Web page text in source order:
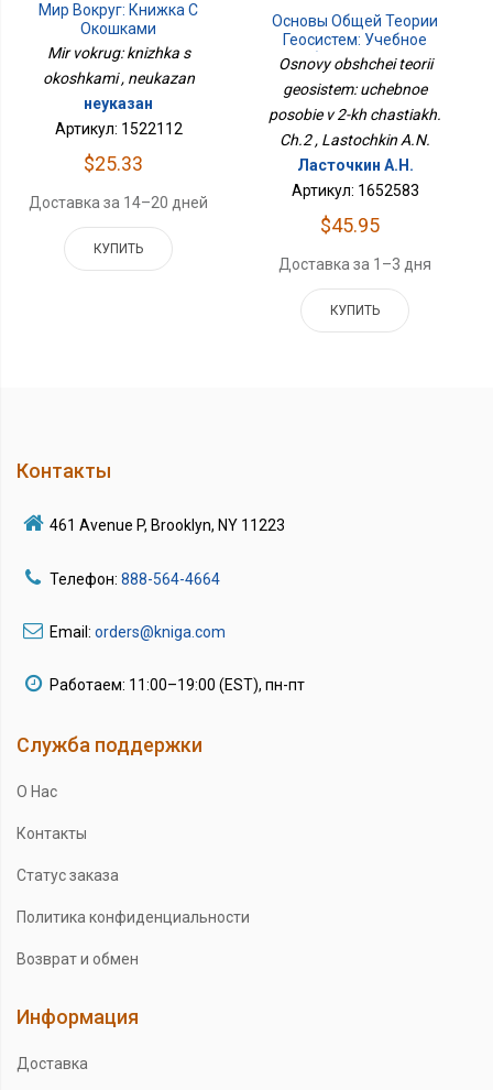
Мир Вокруг: Книжка С
Окошками
Mir vokrug: knizhka s
okoshkami , neukazan
неуказан
Артикул: 1522112
$25.33
Доставка за 14–20 дней
КУПИТЬ
Основы Общей Теории
Геосистем: Учебное
Пособие В 2-Х Частях.
Osnovy obshchei teorii
geosistem: uchebnoe
posobie v 2-kh chastiakh.
Ch.2 , Lastochkin A.N.
Ласточкин А.Н.
Артикул: 1652583
$45.95
Доставка за 1–3 дня
КУПИТЬ
Контакты
461 Avenue P, Brooklyn, NY 11223
Телефон: 888-564-4664
Email: orders@kniga.com
Работаем: 11:00–19:00 (EST), пн-пт
Служба поддержки
О Нас
Контакты
Статус заказа
Политика конфиденциальности
Возврат и обмен
Информация
Доставка